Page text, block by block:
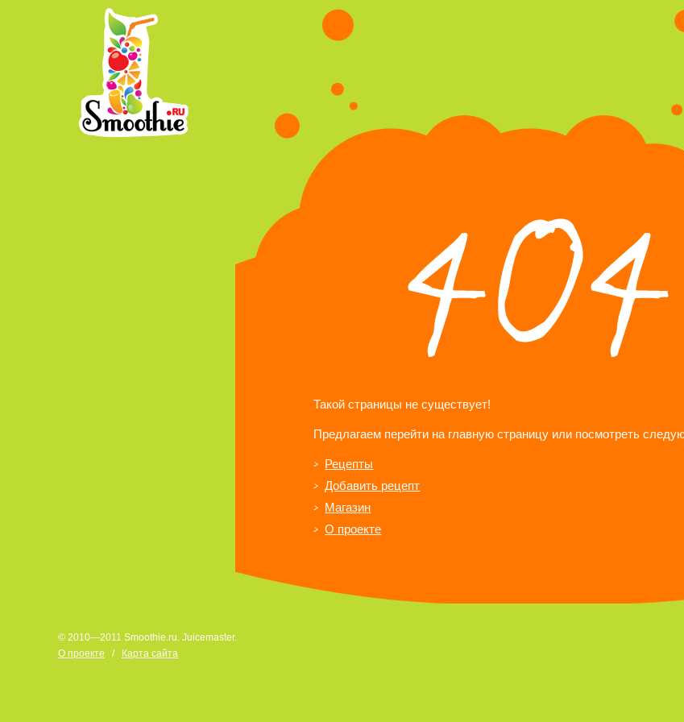
Такой страницы не существует!
Предлагаем перейти на главную страницу или посмотреть
Рецепты
Добавить рецепт
Магазин
О проекте
© 2010—2011 Smoothie.ru. Juicemaster.
О проекте / Карта сайта